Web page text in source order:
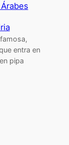
entra en
pipa